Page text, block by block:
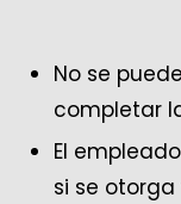
No se
completar
El
si se